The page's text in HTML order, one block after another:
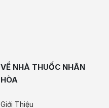
VỀ NHÀ THUỐC NHÂN
HÒA
Giới Thiệu